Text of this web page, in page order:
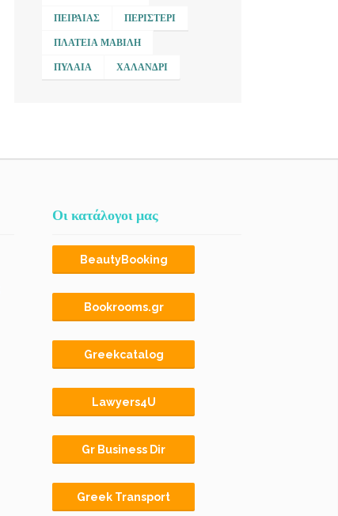
ΠΕΙΡΑΙΆΣ ΠΕΡΙΣΤΈΡΙ
ΠΛΑΤΕΊΑ ΜΑΒΊΛΗ
ΠΥΛΑΊΑ ΧΑΛΆΝΔΡΙ
Οι κατάλογοι μας
BeautyBooking
Bookrooms.gr
Greekcatalog
Lawyers4U
Gr Business Dir
Greek Transport